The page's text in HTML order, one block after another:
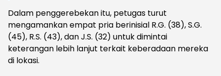
Dalam penggerebekan itu, petugas turut
mengamankan empat pria berinisial R.G. (38), S.G.
(45), R.S. (43), dan J.S. (32) untuk dimintai
keterangan lebih lanjut terkait keberadaan mereka
di lokasi.